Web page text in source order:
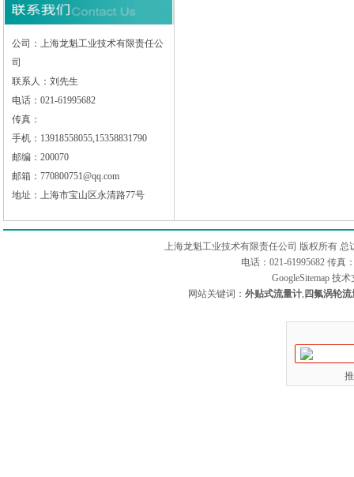
公司：上海龙魁工业技术有限责任公
司
联系人：刘先生
电话：021-61995682
传真：
手机：13918558055,15358831790
邮编：200070
邮箱：770800751@qq.com
地址：上海市宝山区永清路77号
上海龙魁工业技术有限责任公司 版权所有 总
电话：021-61995682 传真
GoogleSitemap技术
网站关键词： 外贴式流量计, 四氟涡轮流